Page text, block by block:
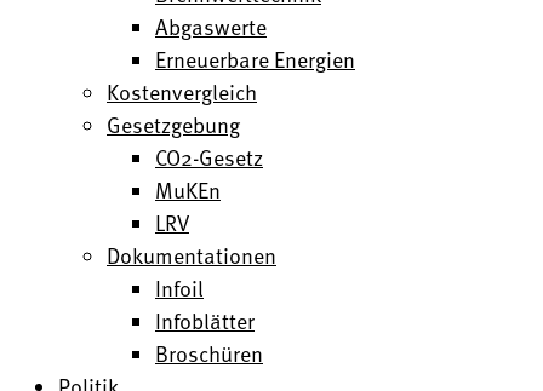
Abgaswerte
Erneuerbare Energien
Kostenvergleich
Gesetzgebung
CO2-Gesetz
MuKEn
LRV
Dokumentationen
Infoil
Infoblätter
Broschüren